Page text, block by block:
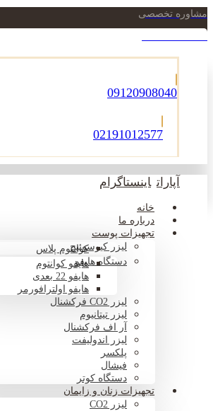
مشاوره تخصصی
09120908040
02191012577
آپارات اینستاگرام
خانه
درباره ما
تجهیزات پوست
لیزر کیوسوئیچکوانتوم پلاس
دستگاه هایفوهایفو کوانتوم
هایفو 22 بعدی
هایفو اولترافورمر
لیزر CO2 فرکشنال
لیزر تیتانیوم
آر اف فرکشنال
لیزر اندولیفت
پلکسر
فیشال
دستگاه کوتر
تجهیزات زنان و زایمان
لیزر CO2